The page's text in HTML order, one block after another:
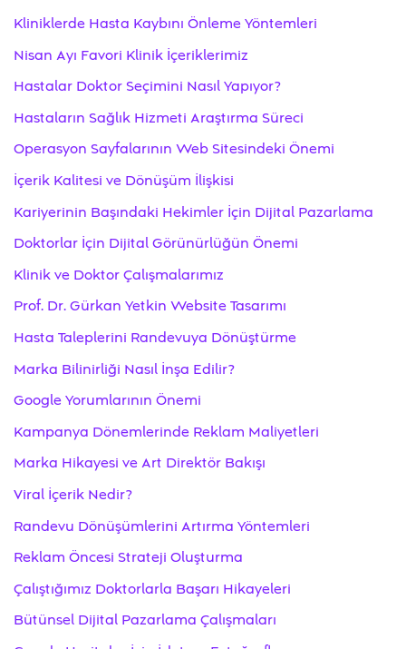
Kliniklerde Hasta Kaybını Önleme Yöntemleri
Nisan Ayı Favori Klinik İçeriklerimiz
Hastalar Doktor Seçimini Nasıl Yapıyor?
Hastaların Sağlık Hizmeti Araştırma Süreci
Operasyon Sayfalarının Web Sitesindeki Önemi
İçerik Kalitesi ve Dönüşüm İlişkisi
Kariyerinin Başındaki Hekimler İçin Dijital Pazarlama
Doktorlar İçin Dijital Görünürlüğün Önemi
Klinik ve Doktor Çalışmalarımız
Prof. Dr. Gürkan Yetkin Website Tasarımı
Hasta Taleplerini Randevuya Dönüştürme
Marka Bilinirliği Nasıl İnşa Edilir?
Google Yorumlarının Önemi
Kampanya Dönemlerinde Reklam Maliyetleri
Marka Hikayesi ve Art Direktör Bakışı
Viral İçerik Nedir?
Randevu Dönüşümlerini Artırma Yöntemleri
Reklam Öncesi Strateji Oluşturma
Çalıştığımız Doktorlarla Başarı Hikayeleri
Bütünsel Dijital Pazarlama Çalışmaları